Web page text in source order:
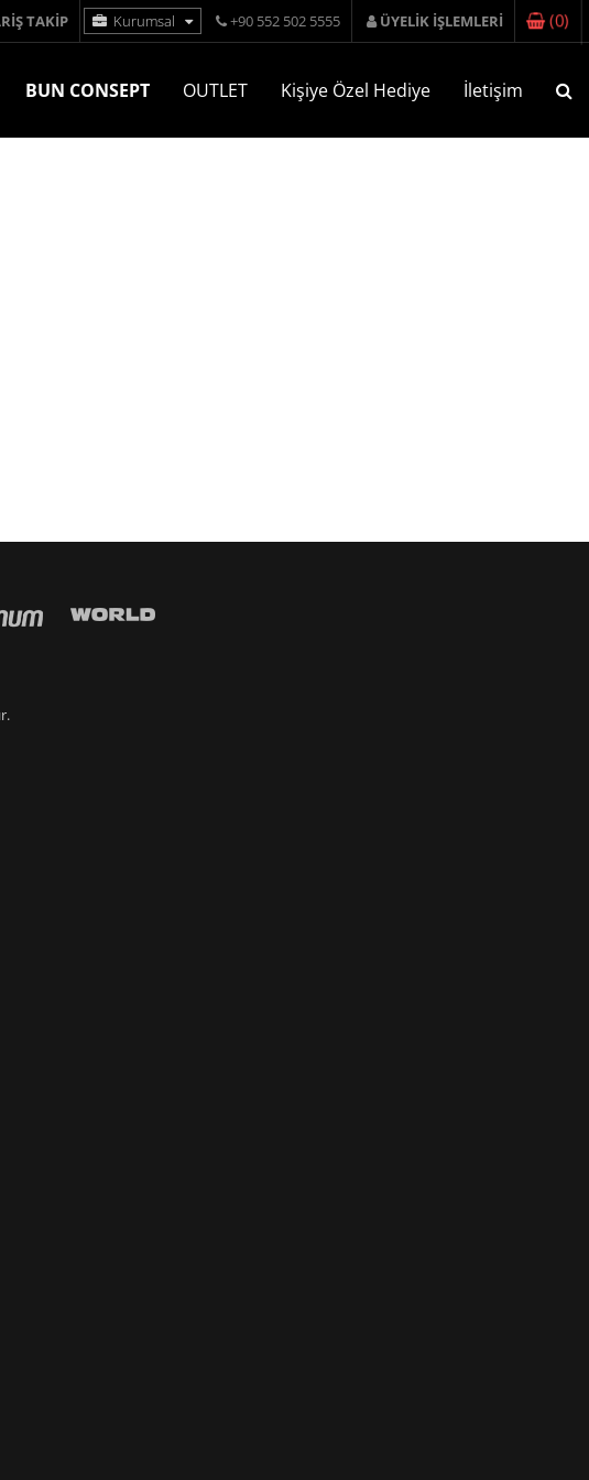
TAKİP Kurumsal +90 552 502 5555 ÜYELİK İŞLEMLERİ (0)
BUN CONSEPT OUTLET Kişiye Özel Hediye İletişim